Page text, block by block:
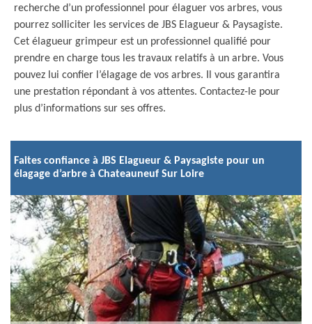
recherche d’un professionnel pour élaguer vos arbres, vous
pourrez solliciter les services de JBS Elagueur & Paysagiste.
Cet élagueur grimpeur est un professionnel qualifié pour
prendre en charge tous les travaux relatifs à un arbre. Vous
pouvez lui confier l’élagage de vos arbres. Il vous garantira
une prestation répondant à vos attentes. Contactez-le pour
plus d’informations sur ses offres.
Faites confiance à JBS Elagueur & Paysagiste pour un
élagage d’arbre à Chateauneuf Sur Loire